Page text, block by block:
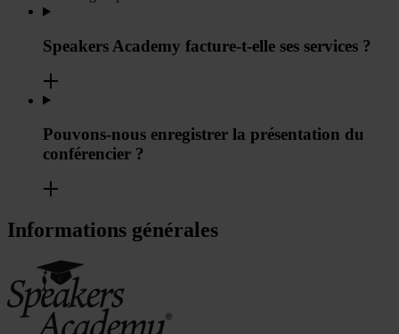
Speakers Academy facture-t-elle ses services ?
Pouvons-nous enregistrer la présentation du
conférencier ?
Informations générales